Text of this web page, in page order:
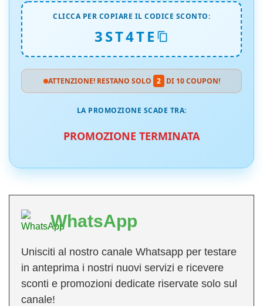
CLICCA PER COPIARE IL CODICE SCONTO:
3ST4TE
ATTENZIONE! RESTANO SOLO 2 DI 10 COUPON!
LA PROMOZIONE SCADE TRA:
PROMOZIONE TERMINATA
WhatsApp
Unisciti al nostro canale Whatsapp per testare
in anteprima i nostri nuovi servizi e ricevere
sconti e promozioni dedicate riservate solo sul
canale!